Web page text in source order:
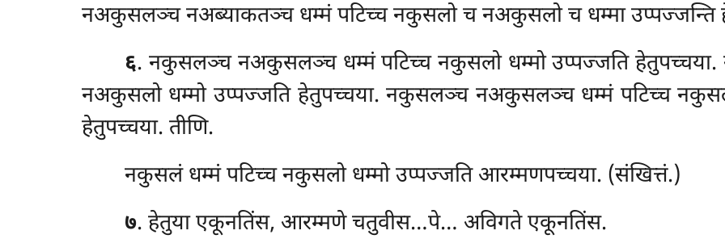
नअकुसलञ्च नअब्याकतञ्च धम्मं पटिच्च नकुसलो च नअकुसलो च धम्मा उप्पज्जन्ति
६. नकुसलञ्च नअकुसलञ्च धम्मं पटिच्च नकुसलो धम्मो उप्पज्जति
नअकुसलो धम्मो उप्पज्जति हेतुपच्चया. नकुसलञ्च नअकुसलञ्च धम्मं पटिच्च
हेतुपच्चया. तीणि.
नकुसलं धम्मं पटिच्च नकुसलो धम्मो उप्पज्जति आरम्मणपच्चया. (संखित्तं.)
७. हेतुयाएकूनतिंस, आरम्मणे चतुवीस…पे… अविगते एकूनतिंस.